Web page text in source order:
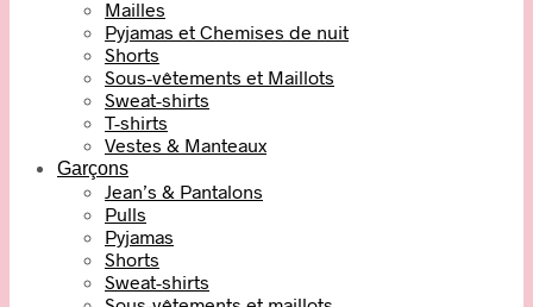
Mailles
Pyjamas et Chemises de nuit
Shorts
Sous-vêtements et Maillots
Sweat-shirts
T-shirts
Vestes & Manteaux
Garçons
Jean’s & Pantalons
Pulls
Pyjamas
Shorts
Sweat-shirts